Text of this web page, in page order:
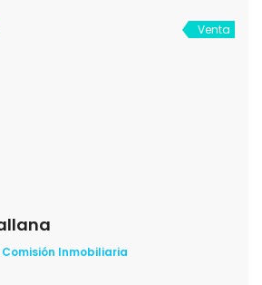
Venta
Comisión Inmobiliaria